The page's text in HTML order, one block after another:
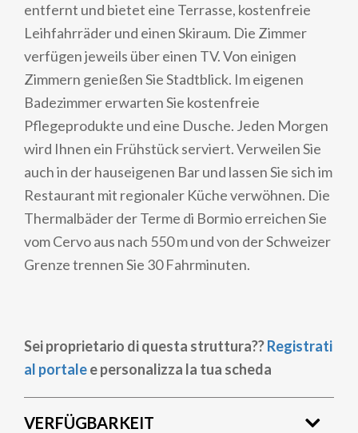
entfernt und bietet eine Terrasse, kostenfreie
Leihfahrräder und einen Skiraum. Die Zimmer
verfügen jeweils über einen TV. Von einigen
Zimmern genießen Sie Stadtblick. Im eigenen
Badezimmer erwarten Sie kostenfreie
Pflegeprodukte und eine Dusche. Jeden Morgen
wird Ihnen ein Frühstück serviert. Verweilen Sie
auch in der hauseigenen Bar und lassen Sie sich im
Restaurant mit regionaler Küche verwöhnen. Die
Thermalbäder der Terme di Bormio erreichen Sie
vom Cervo aus nach 550 m und von der Schweizer
Grenze trennen Sie 30 Fahrminuten.
Sei proprietario di questa struttura??Registrati
al portalee personalizza la tua scheda
VERFÜGBARKEIT